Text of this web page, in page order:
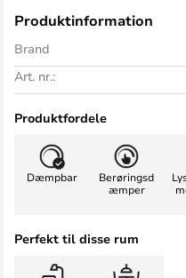
Produktinformation
Brand
Art. nr.:
Produktfordele
Dæmpbar
Berøringsd
æmper
Perfekt til disse rum